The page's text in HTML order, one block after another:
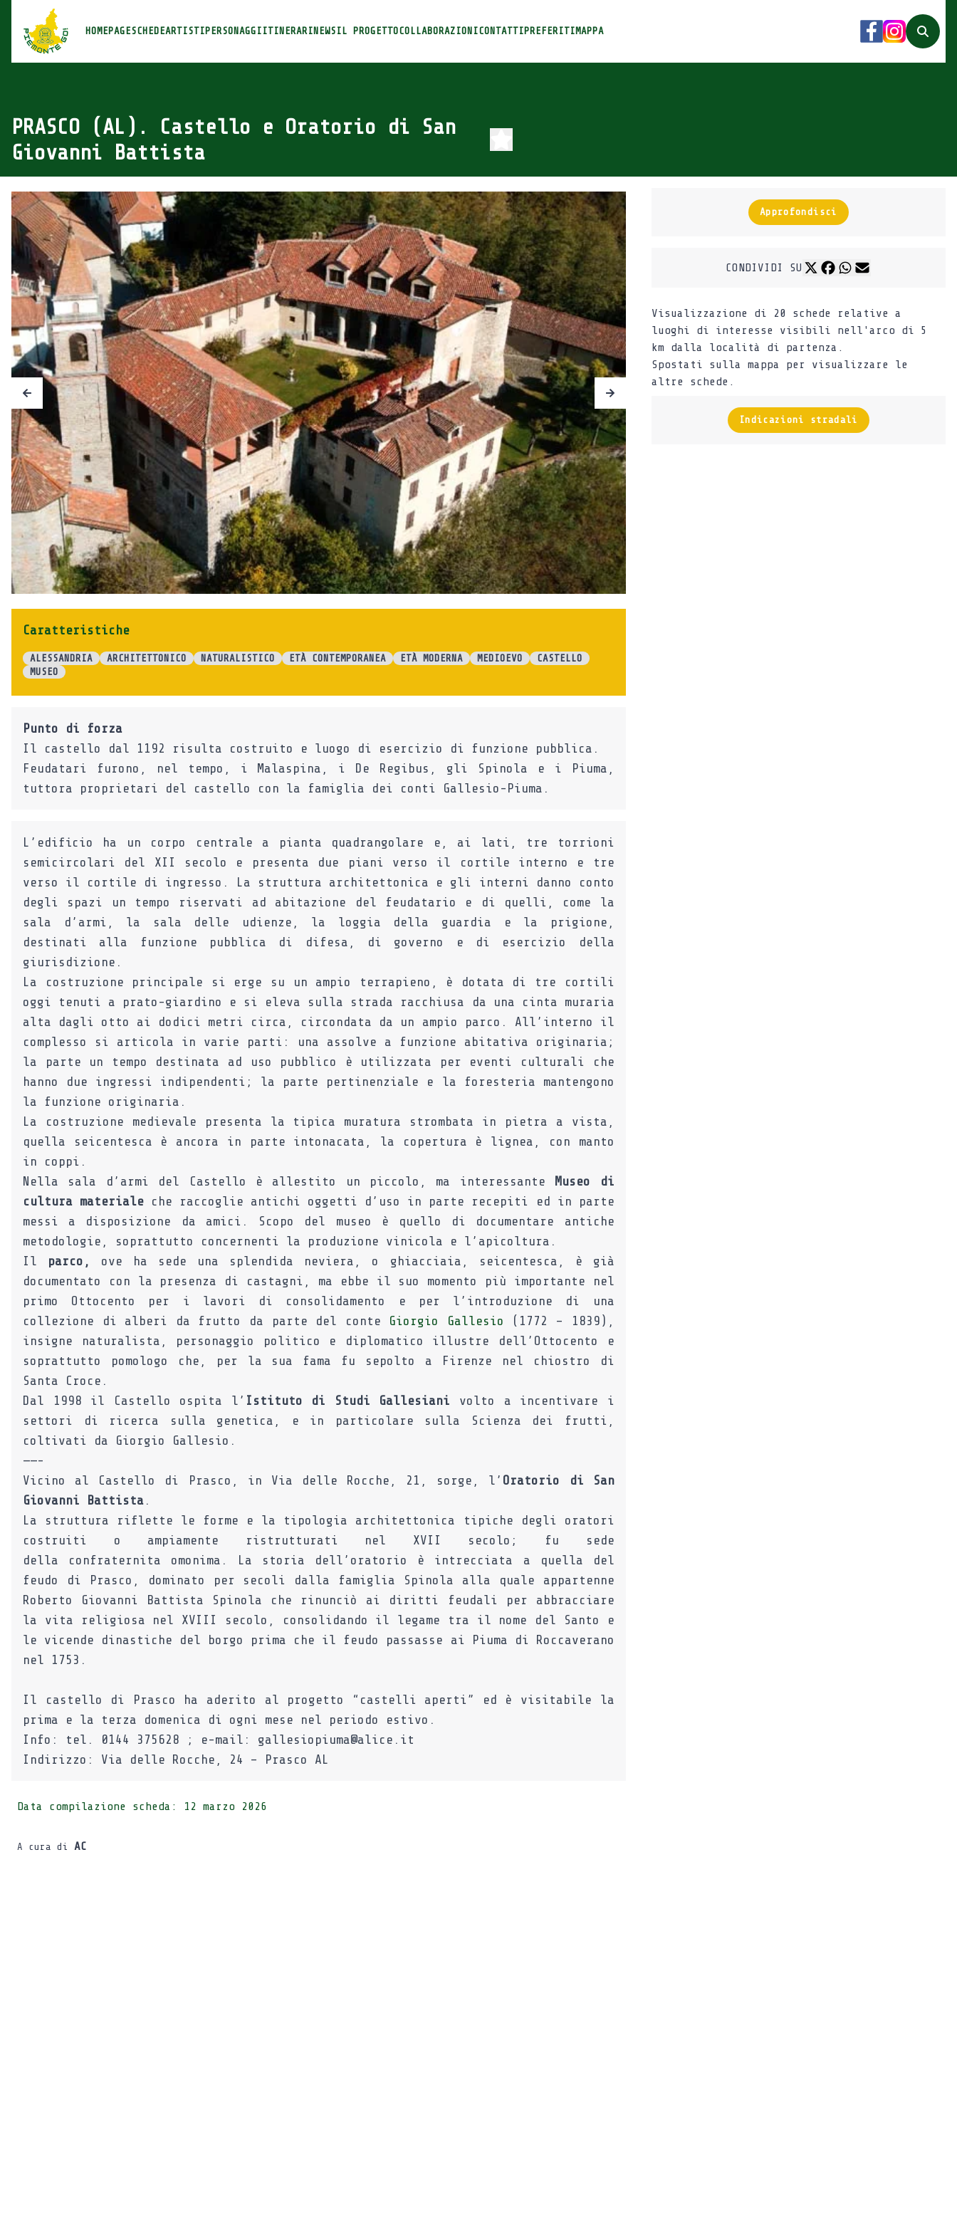
Piemonte Go!
HOMEPAGESCHEDEARTISTI PERSONAGGI ITINERARI NEWS IL PROGETTOCOLLABORAZIONICONTATTI PREFERITI MAPPA Facebook
Instagram
Search
PRASCO (AL). Castello e Oratorio di San
Giovanni Battista
Caratteristiche
ALESSANDRIA ARCHITETTONICO NATURALISTICO ETÀ CONTEMPORANEA ETÀ MODERNA MEDIOEVO
CASTELLO
MUSEO
Punto di forza
Il castello dal 1192 risulta costruito e luogo di esercizio di funzione pubblica.
Feudatari furono, nel tempo, i Malaspina, i De Regibus, gli Spinola e i Piuma,
tuttora proprietari del castello con la famiglia dei conti Gallesio-Piuma.
L’edificio ha un corpo centrale a pianta quadrangolare e, ai lati, tre torrioni
semicircolari del XII secolo e presenta due piani verso il cortile interno e tre
verso il cortile di ingresso. La struttura architettonica e gli interni danno conto
degli spazi un tempo riservati ad abitazione del feudatario e di quelli, come la
sala d’armi, la sala delle udienze, la loggia della guardia e la prigione,
destinati alla funzione pubblica di difesa, di governo e di esercizio della
giurisdizione.
La costruzione principale si erge su un ampio terrapieno, è dotata di tre cortili
oggi tenuti a prato-giardino e si eleva sulla strada racchiusa da una cinta muraria
alta dagli otto ai dodici metri circa, circondata da un ampio parco. All’interno il
complesso si articola in varie parti: una assolve a funzione abitativa originaria;
la parte un tempo destinata ad uso pubblico è utilizzata per eventi culturali che
hanno due ingressi indipendenti; la parte pertinenziale e la foresteria mantengono
la funzione originaria.
La costruzione medievale presenta la tipica muratura strombata in pietra a vista,
quella seicentesca è ancora in parte intonacata, la copertura è lignea, con manto
in coppi.
Nella sala d’armi del Castello è allestito un piccolo, ma interessante
Museo di
cultura materiale che raccoglie antichi oggetti d’uso in parte recepiti ed in parte
messi a disposizione da amici. Scopo del museo è quello di documentare antiche
metodologie, soprattutto concernenti la produzione vinicola e l’apicoltura.
Il parco,
ove ha sede una splendida neviera, o ghiacciaia, seicentesca, è già
documentato con la presenza di castagni, ma ebbe il suo momento più importante nel
primo Ottocento per i lavori di consolidamento e per l’introduzione di una
collezione di alberi da frutto da parte del conte Giorgio Gallesio (1772 – 1839),
insigne naturalista, personaggio politico e diplomatico illustre dell’Ottocento e
soprattutto pomologo che, per la sua fama fu sepolto a Firenze nel chiostro di
Santa Croce.
Dal 1998 il Castello ospita l’ Istituto di Studi Gallesiani volto a incentivare i
settori di ricerca sulla genetica, e in particolare sulla Scienza dei frutti,
coltivati da Giorgio Gallesio.
——-
Vicino al Castello di Prasco, in Via delle Rocche, 21, sorge, l’ Oratorio di San
Giovanni Battista .
La struttura riflette le forme e la tipologia architettonica tipiche degli oratori
costruiti o ampiamente ristrutturati nel XVII secolo; fu sede
della confraternita omonima. La storia dell’oratorio è intrecciata a quella del
feudo di Prasco, dominato per secoli dalla famiglia Spinola alla quale appartenne
Roberto Giovanni Battista Spinola che rinunciò ai diritti feudali per abbracciare
la vita religiosa nel XVIII secolo, consolidando il legame tra il nome del Santo e
le vicende dinastiche del borgo prima che il feudo passasse ai Piuma di Roccaverano
nel 1753.
Il castello di Prasco ha aderito al progetto “castelli aperti” ed è visitabile la
prima e la terza domenica di ogni mese nel periodo estivo.
Info: tel. 0144 375628 ; e-mail: gallesiopiuma@alice.it
Indirizzo: Via delle Rocche, 24 – Prasco AL
Data compilazione scheda: 12 marzo 2026
A cura di AC
Approfondisci
CONDIVIDI SU
Visualizzazione di 20 schede relative a
luoghi di interesse visibili nell'arco di 5
km dalla località di partenza.
Spostati sulla mappa per visualizzare le
altre schede.
Indicazioni stradali